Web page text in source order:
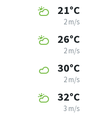
21°C
2 m/s
26°C
2 m/s
30°C
2 m/s
32°C
3 m/s